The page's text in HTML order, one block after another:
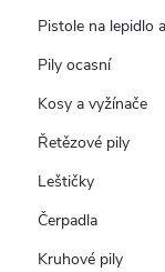
Pistole na lepidlo
Pily ocasní
Kosy a vyžínače
Řetězové pily
Leštičky
Čerpadla
Kruhové pily